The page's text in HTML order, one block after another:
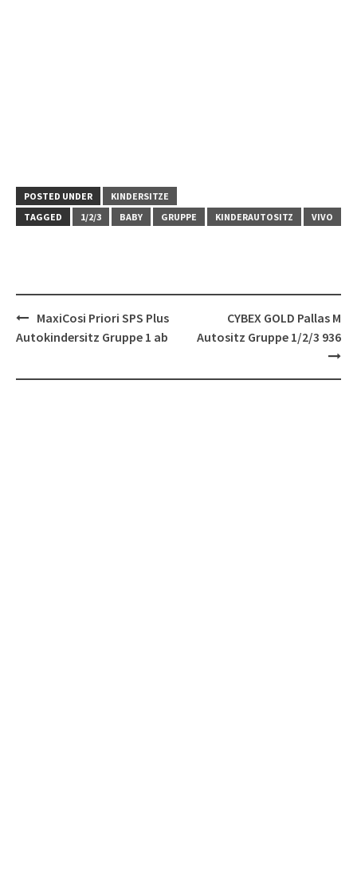
POSTED UNDER
KINDERSITZE
TAGGED
1/2/3 BABY GRUPPE KINDERAUTOSITZ VIVO
Post
navigation
MaxiCosi Priori SPS Plus
Autokindersitz Gruppe 1 ab
CYBEX GOLD Pallas M
Autositz Gruppe 1/2/3 936